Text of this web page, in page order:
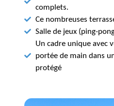
complets.
Ce nombreuses
Salle de jeux (ping-
Un cadre unique avec
portée de main dans
protégé